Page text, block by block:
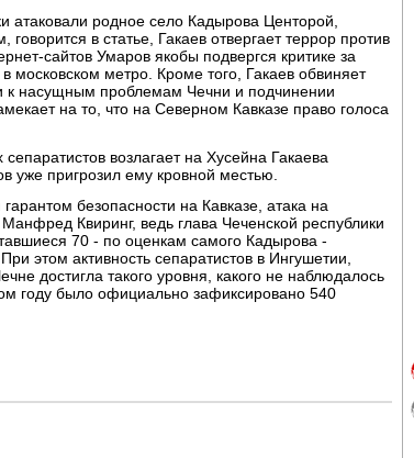
атаковали родное село Кадырова Центорой,
в статье, Гакаев отвергает террор против
сайтов Умаров якобы подвергся критике за
московском метро. Кроме того, Гакаев обвиняет
к насущным проблемам Чечни и подчинении
на то, что на Северном Кавказе право голоса
возлагает на Хусейна Гакаева
пригрозил ему кровной местью.
безопасности на Кавказе, атака на
Квиринг, ведь глава Чеченской республики
70 - по оценкам самого Кадырова -
этом активность сепаратистов в Ингушетии,
достигла такого уровня, какого не наблюдалось
году было официально зафиксировано 540